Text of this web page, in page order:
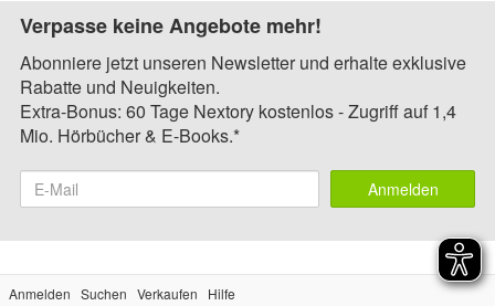
Verpasse keine Angebote mehr!
Abonniere jetzt unseren Newsletter und erhalte exklusive
Rabatte und Neuigkeiten.
Extra-Bonus: 60 Tage Nextory kostenlos - Zugriff auf 1,4
Mio. Hörbücher & E-Books.*
Anmelden
Anmelden Suchen Verkaufen
Hilfe